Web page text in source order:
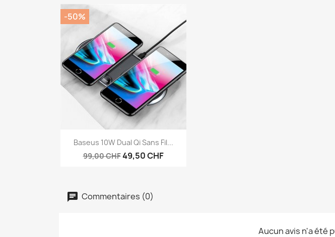
 Aperçu rapide
Baseus 10W Dual Qi Sans Fil...
99,00 CHF49,50 CHF
-50%
Commentaires (0)
Aucun avis n'a été